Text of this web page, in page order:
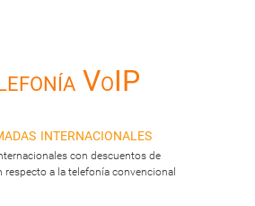
VoIP
internacionales
con descuentos de
respecto a la telefonía convencional